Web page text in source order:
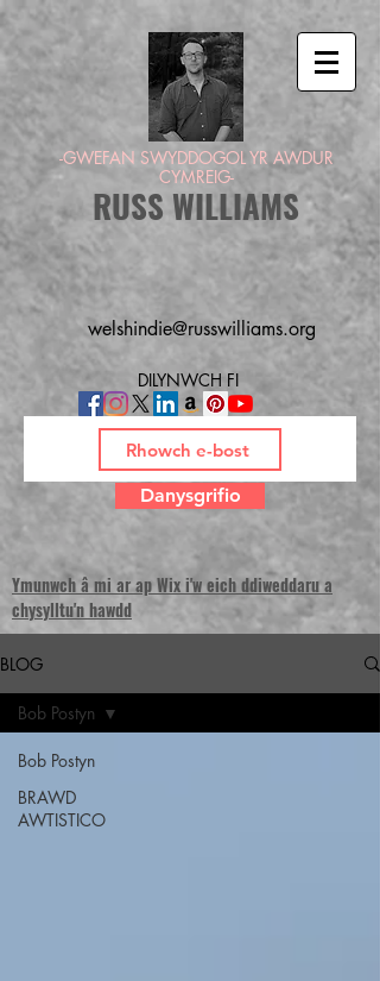
-GWEFAN SWYDDOGOL YR AWDUR
CYMREIG-
RUSS WILLIAMS
welshindie@russwilliams.org
DILYNWCH FI
Danysgrifio
Ymunwch â mi ar ap Wix i'w eich ddiweddaru a
chysylltu'n hawdd
BLOG
Bob Postyn
BRAWD
AWTISTICO
Bob Postyn